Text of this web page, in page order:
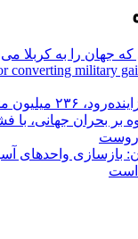
که جهان را به کربلا
converting military
مترمکعب است
بر بحران جهانی،
بازسازی واحدهای
است